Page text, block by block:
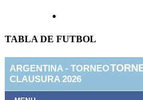
TABLA DE FUTBOL